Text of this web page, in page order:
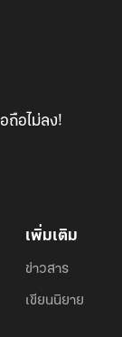
ถือไม่ลง!
เพิ่มเติม
ข่าวสาร
เขียนนิยาย